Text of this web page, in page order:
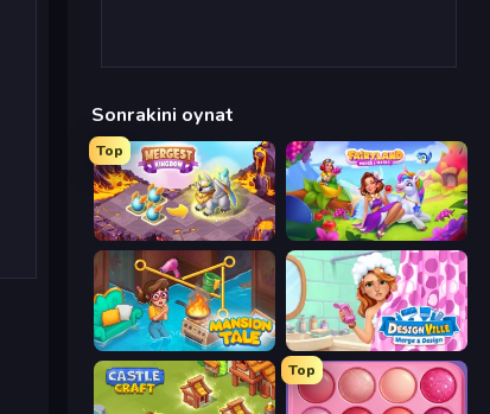
Sonrakini oynat
Top
Mergest Kingdom Fairyland Merge & Magic
Mansion Tale: Merge Secrets Designville: Merge & Design
Top